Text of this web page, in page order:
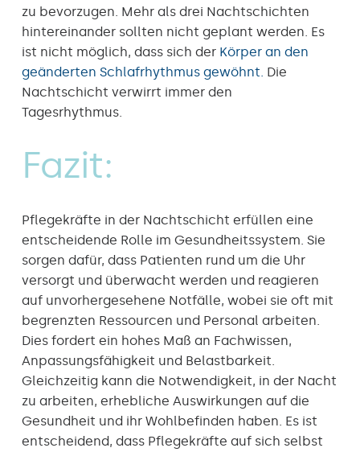
zu bevorzugen. Mehr als drei Nachtschichten
hintereinander sollten nicht geplant werden. Es
ist nicht möglich, dass sich der Körper an den
geänderten Schlafrhythmus gewöhnt. Die
Nachtschicht verwirrt immer den
Tagesrhythmus.
Fazit:
Pflegekräfte in der Nachtschicht erfüllen eine
entscheidende Rolle im Gesundheitssystem. Sie
sorgen dafür, dass Patienten rund um die Uhr
versorgt und überwacht werden und reagieren
auf unvorhergesehene Notfälle, wobei sie oft mit
begrenzten Ressourcen und Personal arbeiten.
Dies fordert ein hohes Maß an Fachwissen,
Anpassungsfähigkeit und Belastbarkeit.
Gleichzeitig kann die Notwendigkeit, in der Nacht
zu arbeiten, erhebliche Auswirkungen auf die
Gesundheit und ihr Wohlbefinden haben. Es ist
entscheidend, dass Pflegekräfte auf sich selbst